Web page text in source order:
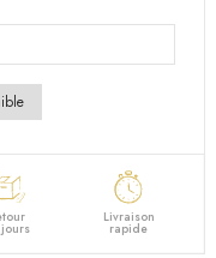
jours
Livraison
rapide